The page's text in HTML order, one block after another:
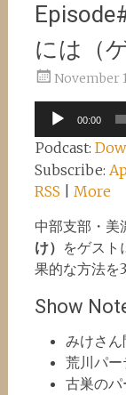
には（
November
Audio
Player
00:00
Podcast:
Subscribe:
RSS
More
中部支部・美
け） をゲスト
果的な方法を
Show
みけさん
荒川パ
古巣の